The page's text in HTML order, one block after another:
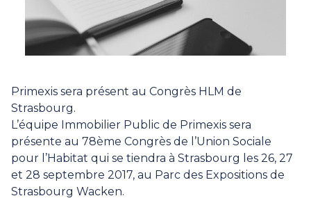
Primexis sera présent au Congrès HLM de
Strasbourg.
​​​​L’équipe Immobilier Public de Primexis sera
présente au 78ème Congrès de l’Union Sociale
pour l’Habitat qui se tiendra à Strasbourg les 26, 27
et 28 septembre 2017, au Parc des Expositions de
Strasbourg Wacken.